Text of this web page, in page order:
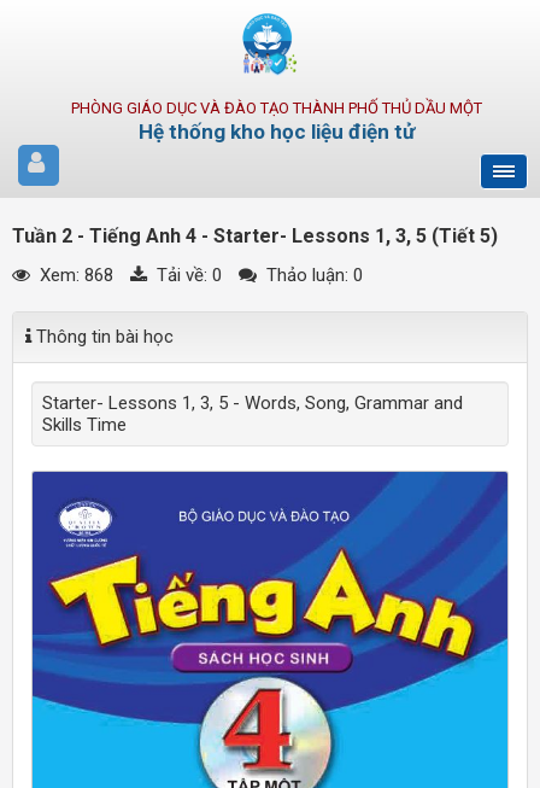
PHÒNG GIÁO DỤC VÀ ĐÀO TẠO THÀNH PHỐ THỦ DẦU MỘT
Hệ thống kho học liệu điện tử
Tuần 2 - Tiếng Anh 4 - Starter- Lessons 1, 3, 5 (Tiết 5)
Xem: 868 Tải về: 0 Thảo luận: 0
Thông tin bài học
Starter- Lessons 1, 3, 5 - Words, Song, Grammar and
Skills Time